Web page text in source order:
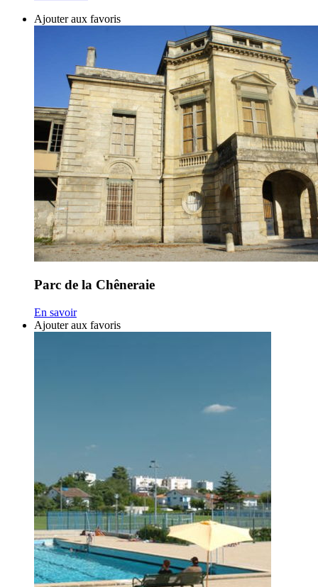
Ajouter aux favoris
Parc de la Chêneraie
En savoir
Ajouter aux favoris